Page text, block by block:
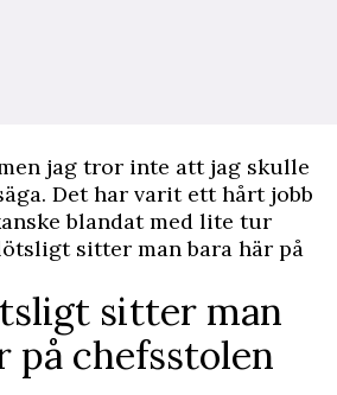
jag tror inte att jag skulle
Det har varit ett hårt jobb
blandat med lite tur
sitter man bara här på
sitter man
på chefsstolen